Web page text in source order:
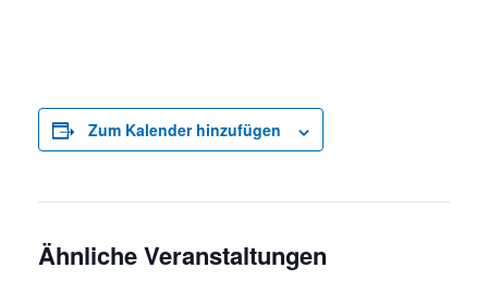
Zum Kalender hinzufügen
Ähnliche Veranstaltungen